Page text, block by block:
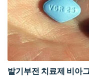
발기부전 치료제 비아